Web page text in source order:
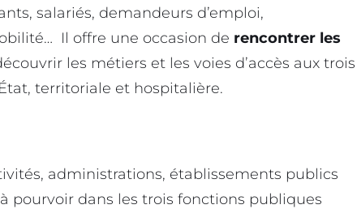
salariés, demandeurs d’emploi,
Il offre une occasion de rencontrer les
les métiers et les voies d’accès aux trois
territoriale et hospitalière.
administrations, établissements publics
à pourvoir dans les trois fonctions publiques